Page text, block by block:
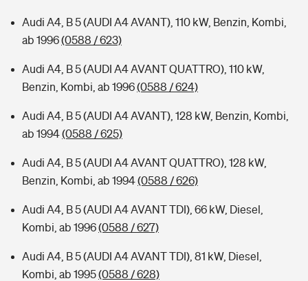
Audi A4, B 5 (AUDI A4 AVANT), 110 kW, Benzin, Kombi,
ab 1996(0588 / 623)
Audi A4, B 5 (AUDI A4 AVANT QUATTRO), 110 kW,
Benzin, Kombi, ab 1996(0588 / 624)
Audi A4, B 5 (AUDI A4 AVANT), 128 kW, Benzin, Kombi,
ab 1994(0588 / 625)
Audi A4, B 5 (AUDI A4 AVANT QUATTRO), 128 kW,
Benzin, Kombi, ab 1994(0588 / 626)
Audi A4, B 5 (AUDI A4 AVANT TDI), 66 kW, Diesel,
Kombi, ab 1996(0588 / 627)
Audi A4, B 5 (AUDI A4 AVANT TDI), 81 kW, Diesel,
Kombi, ab 1995(0588 / 628)